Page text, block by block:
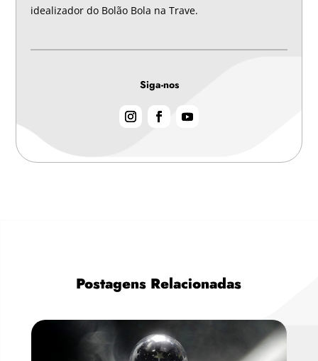
idealizador do Bolão Bola na Trave.
Siga-nos
Postagens Relacionadas